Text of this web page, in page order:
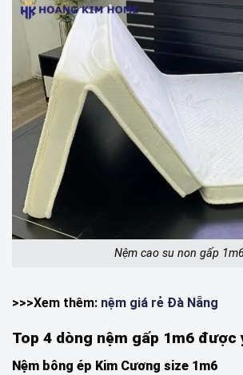
Nệm cao su non gấp 1m6
>>>Xem thêm: nệm giá rẻ Đà Nẵng
Top 4 dòng nệm gấp 1m6
Nệm bông ép Kim Cương size 1m6